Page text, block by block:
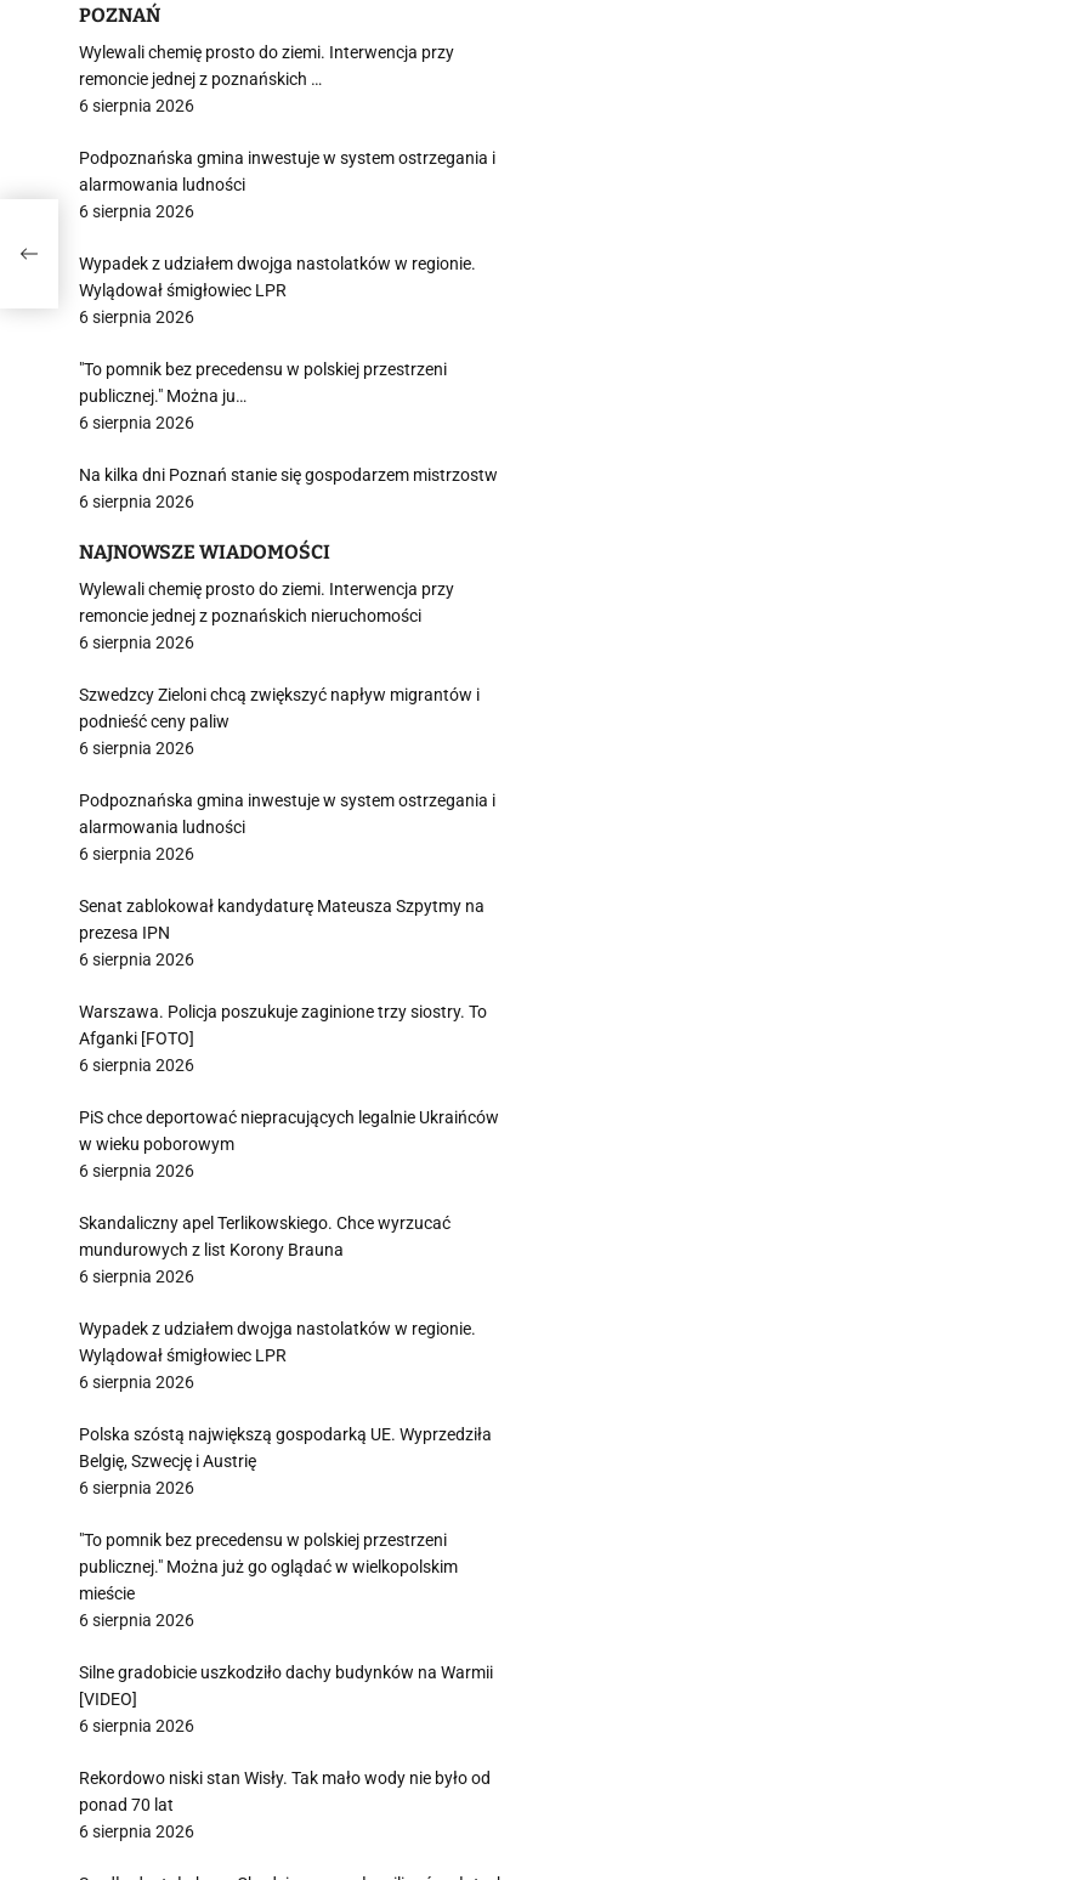
POZNAŃ
Wylewali chemię prosto do ziemi. Interwencja przy
remoncie jednej z poznańskich …
6 sierpnia 2026
Podpoznańska gmina inwestuje w system ostrzegania i
alarmowania ludności
6 sierpnia 2026
Wypadek z udziałem dwojga nastolatków w regionie.
Wylądował śmigłowiec LPR
6 sierpnia 2026
"To pomnik bez precedensu w polskiej przestrzeni
publicznej." Można ju…
6 sierpnia 2026
Na kilka dni Poznań stanie się gospodarzem mistrzostw
6 sierpnia 2026
NAJNOWSZE WIADOMOŚCI
Wylewali chemię prosto do ziemi. Interwencja przy
remoncie jednej z poznańskich nieruchomości
6 sierpnia 2026
Szwedzcy Zieloni chcą zwiększyć napływ migrantów i
podnieść ceny paliw
6 sierpnia 2026
Podpoznańska gmina inwestuje w system ostrzegania i
alarmowania ludności
6 sierpnia 2026
Senat zablokował kandydaturę Mateusza Szpytmy na
prezesa IPN
6 sierpnia 2026
Warszawa. Policja poszukuje zaginione trzy siostry. To
Afganki [FOTO]
6 sierpnia 2026
PiS chce deportować niepracujących legalnie Ukraińców
w wieku poborowym
6 sierpnia 2026
Skandaliczny apel Terlikowskiego. Chce wyrzucać
mundurowych z list Korony Brauna
6 sierpnia 2026
Wypadek z udziałem dwojga nastolatków w regionie.
Wylądował śmigłowiec LPR
6 sierpnia 2026
Polska szóstą największą gospodarką UE. Wyprzedziła
Belgię, Szwecję i Austrię
6 sierpnia 2026
"To pomnik bez precedensu w polskiej przestrzeni
publicznej." Można już go oglądać w wielkopolskim
mieście
6 sierpnia 2026
Silne gradobicie uszkodziło dachy budynków na Warmii
[VIDEO]
6 sierpnia 2026
Rekordowo niski stan Wisły. Tak mało wody nie było od
ponad 70 lat
6 sierpnia 2026